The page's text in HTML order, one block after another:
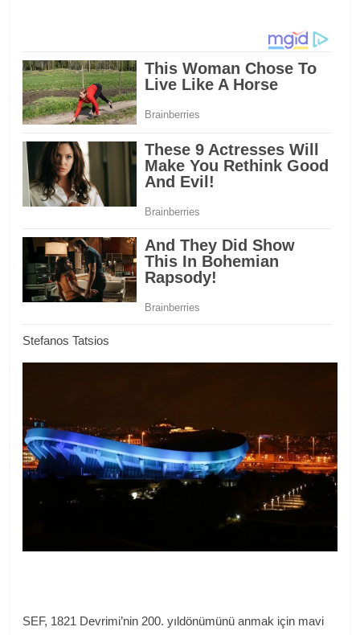
Stefanos Tatsios
SEF, 1821 Devrimi’nin 200. yıldönümünü anmak için mavi